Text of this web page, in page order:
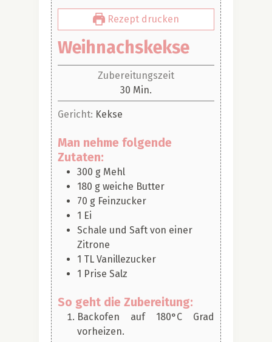
Rezept drucken
Weihnachskekse
Zubereitungszeit
30 Minuten
Min.
Gericht: Kekse
Man nehme folgende
Zutaten:
300 g Mehl
180 g weiche Butter
70 g Feinzucker
1 Ei
Schale und Saft von einer
Zitrone
1 TL Vanillezucker
1 Prise Salz
So geht die Zubereitung:
Backofen auf 180°C Grad
vorheizen.